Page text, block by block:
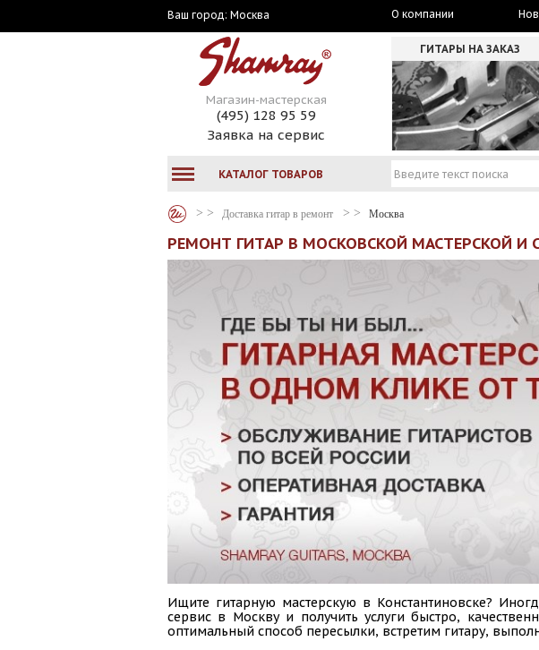
Ваш город: Москва О компании
Магазин-мастерская
(495) 128 95 59
Заявка на сервис
ГИТАРЫ НА ЗАКАЗ
КАТАЛОГ ТОВАРОВ
Доставка гитар в ремонт Москва
РЕМОНТ ГИТАР В МОСКОВСКОЙ МАСТЕРСКОЙ И
Ищите гитарную мастерскую в Константиновске?
сервис в Москву и получить услуги быстро,
оптимальный способ пересылки, встретим гитару,